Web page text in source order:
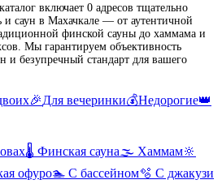
включает 0 адресов тщательно
саун в Махачкале — от аутентичной
финской сауны до хаммама и
Мы гарантируем объективность
и безупречный стандарт для вашего
🎉Для вечеринки💰Недорогие👑
🌡️ Финская сауна🌫️ Хаммам🔆
офуро🏊 С бассейном🫧 С джакузи